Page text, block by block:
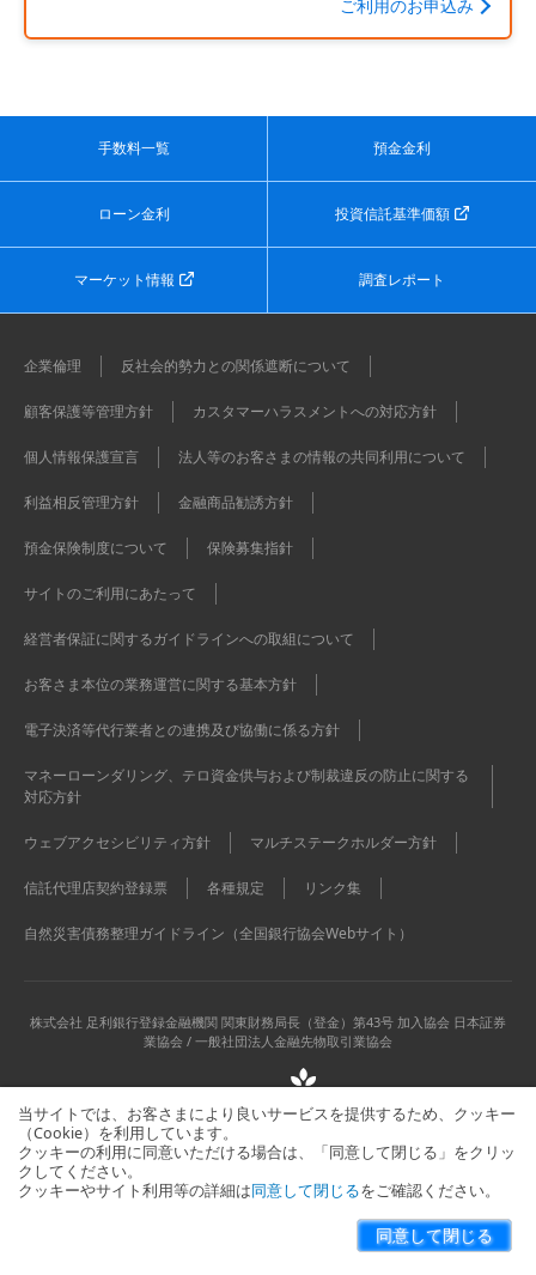
ご利用のお申込み
手数料一覧 預金金利
ローン金利 投資信託基準価額
マーケット情報 調査レポート
企業倫理 反社会的勢力との関係遮断について
顧客保護等管理方針 カスタマーハラスメントへの対応方針
個人情報保護宣言 法人等のお客さまの情報の共同利用について
利益相反管理方針 金融商品勧誘方針
預金保険制度について 保険募集指針
サイトのご利用にあたって
経営者保証に関するガイドラインへの取組について
お客さま本位の業務運営に関する基本方針
電子決済等代行業者との連携及び協働に係る方針
マネーローンダリング、テロ資金供与および制裁違反の防止に関する
対応方針
ウェブアクセシビリティ方針 マルチステークホルダー方針
信託代理店契約登録票 各種規定 リンク集
自然災害債務整理ガイドライン（全国銀行協会Webサイト）
株式会社 足利銀行登録金融機関 関東財務局長（登金）第43号 加入協会 日本証券
業協会 / 一般社団法人金融先物取引業協会
当サイトに関するお問い合わせはこちら サイトマップ
Copyright © The Ashikaga Bank, Ltd. All Rights Reserved.
当サイトでは、お客さまにより良いサービスを提供するため、クッキー
（Cookie）を利用しています。
クッキーの利用に同意いただける場合は、「同意して閉じる」をクリッ
クしてください。
クッキーやサイト利用等の詳細は同意して閉じるをご確認ください。
同意して閉じる